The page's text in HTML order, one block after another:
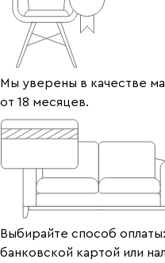
Мы уверены в качестве
от 18 месяцев.
Выбирайте способ оплаты:
банковской картой или